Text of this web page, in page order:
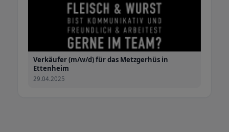
Verkäufer (m/w/d) für das Metzgerhüs in
Ettenheim
29.04.2025